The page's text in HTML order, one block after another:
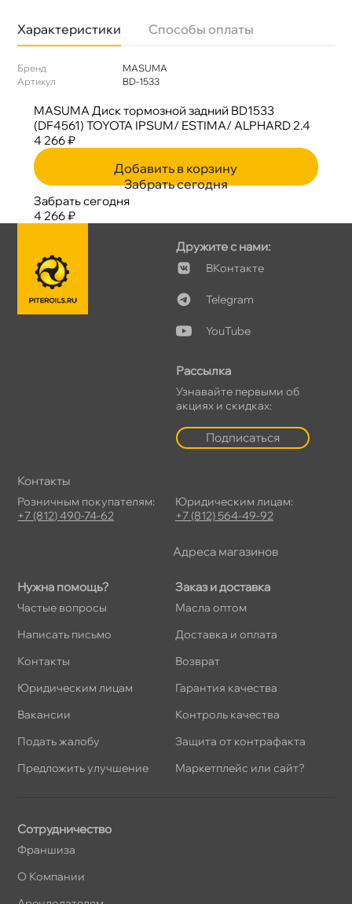
Характеристики Способы оплаты
Бренд
MASUMA
Артикул
BD-1533
MASUMA Диск тормозной задний BD1533
(DF4561) TOYOTA IPSUM/ ESTIMA/ ALPHARD 2.4
4 266 ₽
Добавить в корзину
Забрать сегодня
Забрать сегодня
4 266 ₽
Нужна помощь?
Частые вопросы
Написать письмо
Контакты
Юридическим лицам
акансии
Подать жалобу
Предложить улучшение
Заказ и доставка
Масла оптом
Доставка и оплата
озврат
Гарантия качества
Контроль качества
Защита от контрафакта
Маркетплейс или сайт?
Дружите с нами:
Контакте
Telegram
YouTube
Рассылка
Узнавайте первыми о
акциях и скидках:
Подписаться
Сотрудничество
Франшиза
О Компании
Контакты
Розничным покупателям:
+7 (812) 490-74-62
Юридическим лицам:
+7 (812) 564-49-92
Адреса магазино